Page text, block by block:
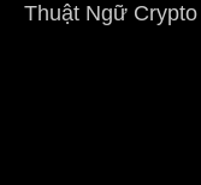
Thuật Ngữ Crypto